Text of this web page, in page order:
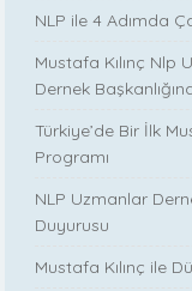
NLP ile 4 Adımda
Mustafa Kılınç Nlp
Dernek
Türkiye’de Bir İlk
Programı
NLP Uzmanlar
Duyurusu
Mustafa Kılınç ile